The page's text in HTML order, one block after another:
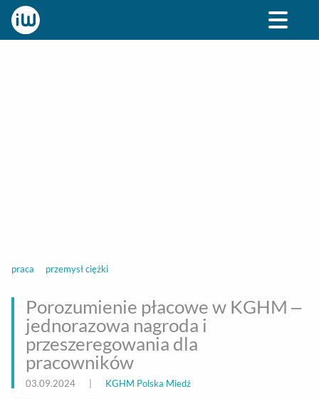
praca przemysł ciężki
Porozumienie płacowe w KGHM –
jednorazowa nagroda i
przeszeregowania dla
pracowników
03.09.2024 KGHM Polska Miedź